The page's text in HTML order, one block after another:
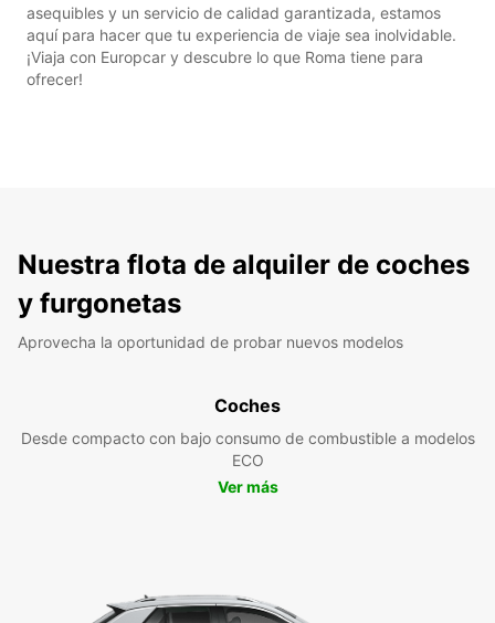
asequibles y un servicio de calidad garantizada, estamos
aquí para hacer que tu experiencia de viaje sea inolvidable.
¡Viaja con Europcar y descubre lo que Roma tiene para
ofrecer!
Nuestra flota de alquiler de coches
y furgonetas
Aprovecha la oportunidad de probar nuevos modelos
Coches
Desde compacto con bajo consumo de combustible a modelos
ECO
Ver más